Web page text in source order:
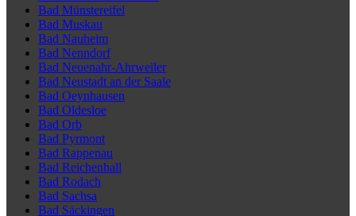
Bad Münstereifel
Bad Muskau
Bad Nauheim
Bad Nenndorf
Bad Neuenahr-Ahrweiler
Bad Neustadt an der Saale
Bad Oeynhausen
Bad Oldesloe
Bad Orb
Bad Pyrmont
Bad Rappenau
Bad Reichenhall
Bad Rodach
Bad Sachsa
Bad Säckingen